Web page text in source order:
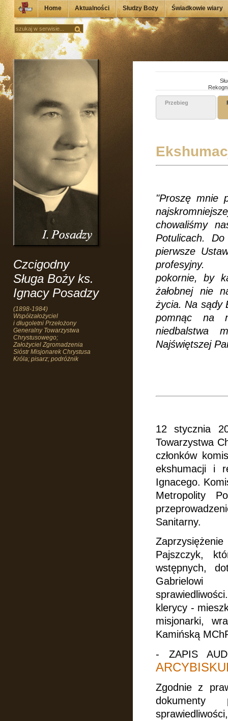
Home Aktualności Słudzy Boży Świadkowie wiary
Czcigodny
Sługa Boży ks.
Ignacy Posadzy
(1898-1984)
Współzałożyciel
i długoletni Przełożony
Generalny Towarzystwa
Chrystusowego;
Założyciel Zgromadzenia
Sióstr Misjonarek Chrystusa
Króla; pisarz; podróżnik
Przebieg
"Proszę mnie
chowaliśmy
Potulicach.
pierwsze
profesyjny.
pokornie, by
żałobnej nie
życia. Na sądy
pomnąc na
niedbalstwa
Najświętszej
12 stycznia
Towarzystwa
członków
ekshumacji i
Ignacego.
Metropolity
Sanitarny.
Pajszczyk,
wstępnych,
Gabrielowi
klerycy -
misjonarki,
Kamińską
- ZAPIS
Zgodnie z
dokumenty